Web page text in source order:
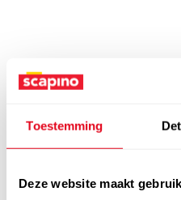
Toestemming
Deze website maakt